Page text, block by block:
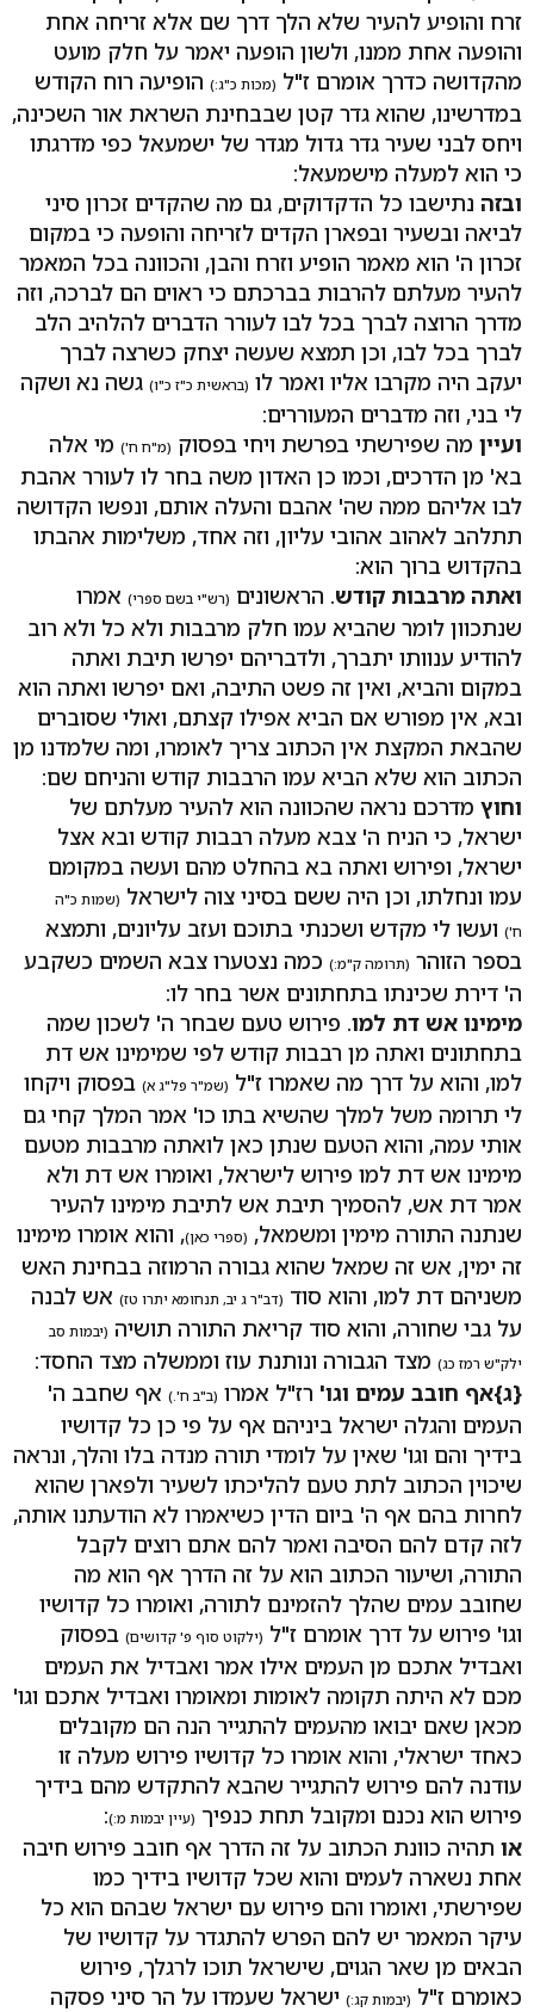
זרח והופיע להעיר שלא הלך דרך שם אלא זריחה אחת
והופעה אחת ממנו, ולשון הופעה יאמר על חלק מועט
מהקדושה כדרך אומרם ז"ל (מכות כ"ג:) הופיעה רוח הקודש
במדרשינו, שהוא גדר קטן שבבחינת השראת אור השכינה,
ויחס לבני שעיר גדר גדול מגדר של ישמעאל כפי מדרגתו
כי הוא למעלה מישמעאל:
ובזה נתישבו כל הדקדוקים, גם מה שהקדים זכרון סיני
לביאה ובשעיר ובפארן הקדים לזריחה והופעה כי במקום
זכרון ה' הוא מאמר הופיע וזרח והבן, והכוונה בכל המאמר
להעיר מעלתם להרבות בברכתם כי ראוים הם לברכה, וזה
מדרך הרוצה לברך בכל לבו לעורר הדברים להלהיב הלב
לברך בכל לבו, וכן תמצא שעשה יצחק כשרצה לברך
יעקב היה מקרבו אליו ואמר לו (בראשית כ"ז כ"ו) גשה נא ושקה
לי בני, וזה מדברים המעוררים:
ועיין מה שפירשתי בפרשת ויחי בפסוק (מ"ח ח') מי אלה
בא' מן הדרכים, וכמו כן האדון משה בחר לו לעורר אהבת
לבו אליהם ממה שה' אהבם והעלה אותם, ונפשו הקדושה
תתלהב לאהוב אהובי עליון, וזה אחד, משלימות אהבתו
בהקדוש ברוך הוא:
ואתה מרבבות קודש. הראשונים (רש"י בשם ספרי) אמרו
שנתכוון לומר שהביא עמו חלק מרבבות ולא כל ולא רוב
להודיע ענוותו יתברך, ולדבריהם יפרשו תיבת ואתה
במקום והביא, ואין זה פשט התיבה, ואם יפרשו ואתה הוא
ובא, אין מפורש אם הביא אפילו קצתם, ואולי שסוברים
שהבאת המקצת אין הכתוב צריך לאומרו, ומה שלמדנו מן
הכתוב הוא שלא הביא עמו הרבבות קודש והניחם שם:
וחוץ מדרכם נראה שהכוונה הוא להעיר מעלתם של
ישראל, כי הניח ה' צבא מעלה רבבות קודש ובא אצל
ישראל, ופירוש ואתה בא בהחלט מהם ועשה במקומם
עמו ונחלתו, וכן היה ששם בסיני צוה לישראל (שמות כ"ה
ח') ועשו לי מקדש ושכנתי בתוכם ועזב עליונים, ותמצא
בספר הזוהר (תרומה ק"מ:) כמה נצטערו צבא השמים כשקבע
ה' דירת שכינתו בתחתונים אשר בחר לו:
מימינו אש דת למו. פירוש טעם שבחר ה' לשכון שמה
בתחתונים ואתה מן רבבות קודש לפי שמימינו אש דת
למו, והוא על דרך מה שאמרו ז"ל (שמ"ר פל"ג א) בפסוק ויקחו
לי תרומה משל למלך שהשיא בתו כו' אמר המלך קחי גם
אותי עמה, והוא הטעם שנתן כאן לואתה מרבבות מטעם
מימינו אש דת למו פירוש לישראל, ואומרו אש דת ולא
אמר דת אש, להסמיך תיבת אש לתיבת מימינו להעיר
שנתנה התורה מימין ומשמאל, (ספרי כאן), והוא אומרו מימינו
זה ימין, אש זה שמאל שהוא גבורה הרמוזה בבחינת האש
משניהם דת למו, והוא סוד (דב"ר ג יב, תנחומא יתרו טז) אש לבנה
על גבי שחורה, והוא סוד קריאת התורה תושיה (יבמות סב
ילק"ש רמז כג) מצד הגבורה ונותנת עוז וממשלה מצד החסד:
{ג}אף חובב עמים וגו' רז"ל אמרו (ב"ב ח'.) אף שחבב ה'
העמים והגלה ישראל ביניהם אף על פי כן כל קדושיו
בידיך והם וגו' שאין על לומדי תורה מנדה בלו והלך, ונראה
שיכוין הכתוב לתת טעם להליכתו לשעיר ולפארן שהוא
לחרות בהם אף ה' ביום הדין כשיאמרו לא הודעתנו אותה,
לזה קדם להם הסיבה ואמר להם אתם רוצים לקבל
התורה, ושיעור הכתוב הוא על זה הדרך אף הוא מה
שחובב עמים שהלך להזמינם לתורה, ואומרו כל קדושיו
וגו' פירוש על דרך אומרם ז"ל (ילקוט סוף פ' קדושים) בפסוק
ואבדיל אתכם מן העמים אילו אמר ואבדיל את העמים
מכם לא היתה תקומה לאומות ומאומרו ואבדיל אתכם וגו'
מכאן שאם יבואו מהעמים להתגייר הנה הם מקובלים
כאחד ישראלי, והוא אומרו כל קדושיו פירוש מעלה זו
עודנה להם פירוש להתגייר שהבא להתקדש מהם בידיך
פירוש הוא נכנם ומקובל תחת כנפיך (עיין יבמות מ:):
או תהיה כוונת הכתוב על זה הדרך אף חובב פירוש חיבה
אחת נשארה לעמים והוא שכל קדושיו בידיך כמו
שפירשתי, ואומרו והם פירוש עם ישראל שבהם הוא כל
עיקר המאמר יש להם הפרש להתגדר על קדושיו של
הבאים מן שאר הגוים, שישראל תוכו לרגלך, פירוש
כאומרם ז"ל (יבמות קג:) ישראל שעמדו על הר סיני פסקה